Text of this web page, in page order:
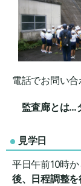
電話でお問い合
監査廊とは…
見学日
平日午前10時
後、日程調整を